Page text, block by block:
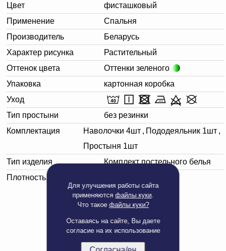
Для улучшения работы сайта
применяютсяфайлы куки.
Что такое файлы куки?
Оставаясь на сайте, Вы даете
согласие на их использование
Цвет
фисташковый
Применение
Спальня
Производитель
Беларусь
Характер рисунка
Растительный
Оттенок цвета
Оттенки зеленого
Упаковка
картонная коробка
Уход
Тип простыни
без резинки
Комплектация
Наволочки 4шт , Пододеяльник 1шт ,
Простыня 1шт
Тип изделия
Комплект постельного белья
Плотность, г/м²